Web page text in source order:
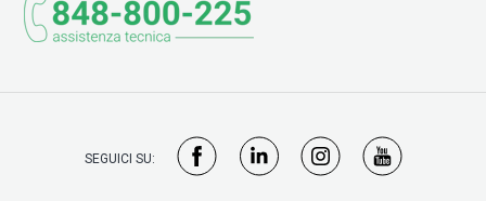
SEGUICI SU: